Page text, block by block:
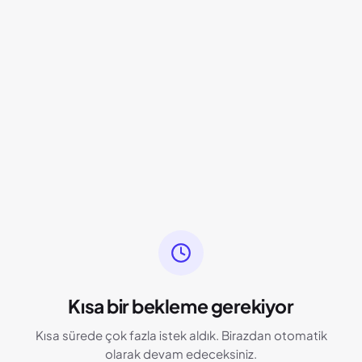
Kısa bir bekleme gerekiyor
Kısa sürede çok fazla istek aldık. Birazdan otomatik
olarak devam edeceksiniz.